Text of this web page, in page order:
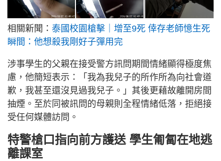
相關新聞： 泰國校園槍擊｜增至9死 倖存老師憶生死
瞬間：他想殺我剛好子彈用完
涉事學生的父親在接受警方訊問期間情緒顯得極度焦
慮，他簡短表示：「我為我兒子的所作所為向社會道
歉，我甚至還沒見過我兒子。」其後更藉故離開房間
抽煙。至於同被訊問的母親則全程情緒低落，拒絕接
受任何媒體訪問。
特警槍口指向前方護送 學生匍匐在地逃
離課室